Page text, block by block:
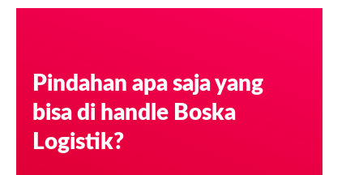
Pindahan apa saja yang
bisa di handle Boska
Logistik?